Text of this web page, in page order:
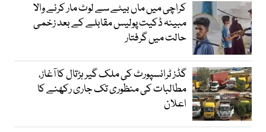
کراچی میں ماں بیٹے سے لوٹ مار کرنے والا
مبینہ ڈکیت پولیس مقابلے کے بعد زخمی
حالت میں گرفتار
گڈز ٹرانسپورٹ کی ملک گیر ہڑتال کا آغاز،
مطالبات کی منظوری تک جاری رکھنے کا
اعلان